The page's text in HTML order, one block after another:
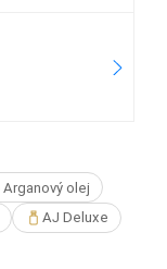
Arganový olej
AJ Deluxe